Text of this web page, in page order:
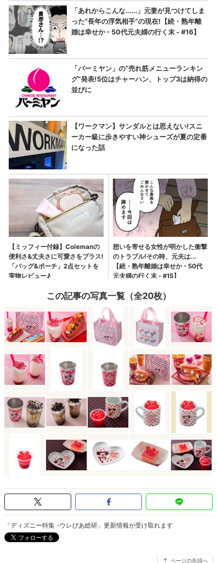
この記事の写真一覧（全20枚）
「ディズニー特集 -ウレぴあ総研」更新情報が受け取れます
ページの先頭へ